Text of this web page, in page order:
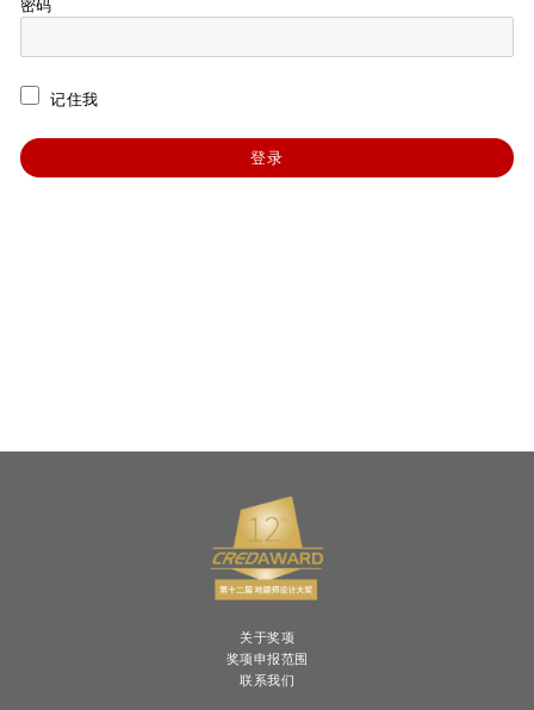
密码
记住我
关于奖项
奖项申报范围
联系我们